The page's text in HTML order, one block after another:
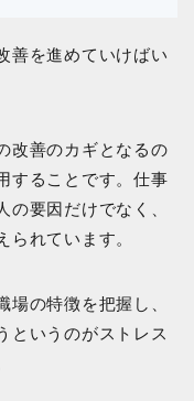
善を進めていけばい
改善のカギとなるの
することです。仕事
要因だけでなく、
れています。
の特徴を把握し、
というのがストレス